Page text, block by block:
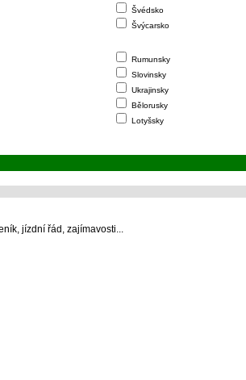
Švédsko
Švýcarsko
Rumunsky
Slovinsky
Ukrajinsky
Bělorusky
Lotyšsky
jízdní řád, zajímavosti...